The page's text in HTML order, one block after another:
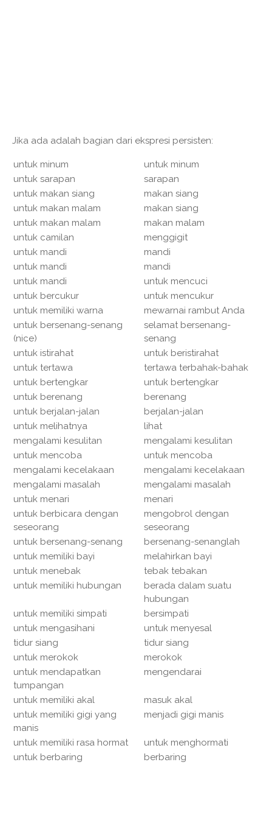
Jika ada adalah bagian dari ekspresi persisten:
untuk minum
untuk minum
untuk sarapan
sarapan
untuk makan siang
makan siang
untuk makan malam
makan siang
untuk makan malam
makan malam
untuk camilan
menggigit
untuk mandi
mandi
untuk mandi
mandi
untuk mandi
untuk mencuci
untuk bercukur
untuk mencukur
untuk memiliki warna
mewarnai rambut Anda
untuk bersenang-senang
(nice)
selamat bersenang-
senang
untuk istirahat
untuk beristirahat
untuk tertawa
tertawa terbahak-bahak
untuk bertengkar
untuk bertengkar
untuk berenang
berenang
untuk berjalan-jalan
berjalan-jalan
untuk melihatnya
lihat
mengalami kesulitan
mengalami kesulitan
untuk mencoba
untuk mencoba
mengalami kecelakaan
mengalami kecelakaan
mengalami masalah
mengalami masalah
untuk menari
menari
untuk berbicara dengan
seseorang
mengobrol dengan
seseorang
untuk bersenang-senang
bersenang-senanglah
untuk memiliki bayi
melahirkan bayi
untuk menebak
tebak tebakan
untuk memiliki hubungan
berada dalam suatu
hubungan
untuk memiliki simpati
bersimpati
untuk mengasihani
untuk menyesal
tidur siang
tidur siang
untuk merokok
merokok
untuk mendapatkan
tumpangan
mengendarai
untuk memiliki akal
masuk akal
untuk memiliki gigi yang
manis
menjadi gigi manis
untuk memiliki rasa hormat
untuk menghormati
untuk berbaring
berbaring